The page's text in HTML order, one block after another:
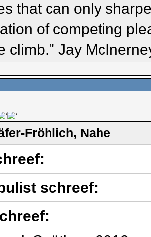
that can only
of competing
climb." Jay
Fröhlich, Nahe
schreef: